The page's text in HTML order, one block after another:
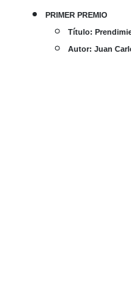
PRIMER PREMIO
Título:
Autor: Juan